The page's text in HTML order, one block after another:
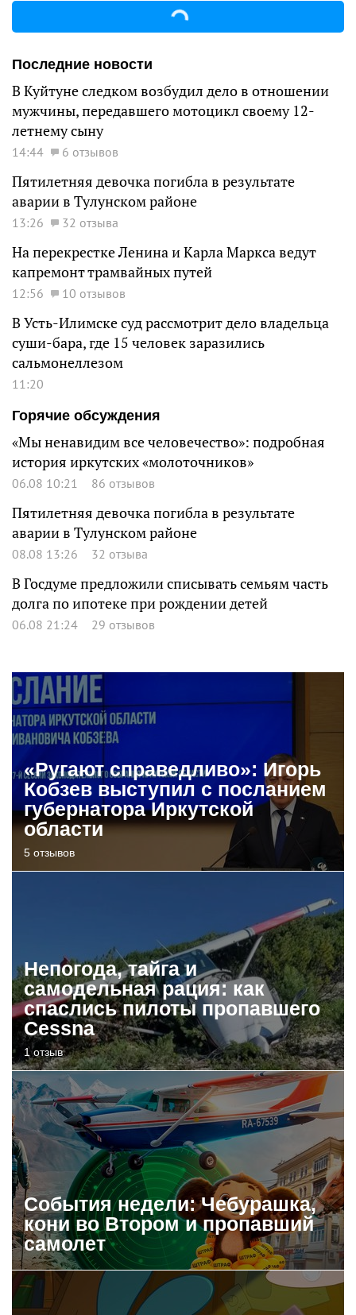
Последние новости
В Куйтуне следком возбудил дело в отношении
мужчины, передавшего мотоцикл своему 12-
летнему сыну
14:44 6 отзывов
Пятилетняя девочка погибла в результате
аварии в Тулунском районе
13:26 32 отзыва
На перекрестке Ленина и Карла Маркса ведут
капремонт трамвайных путей
12:56 10 отзывов
В Усть-Илимске суд рассмотрит дело владельца
суши-бара, где 15 человек заразились
сальмонеллезом
11:20
Горячие обсуждения
«Мы ненавидим все человечество»: подробная
история иркутских «молоточников»
06.08 10:21 86 отзывов
Пятилетняя девочка погибла в результате
аварии в Тулунском районе
08.08 13:26 32 отзыва
В Госдуме предложили списывать семьям часть
долга по ипотеке при рождении детей
06.08 21:24 29 отзывов
«Ругают справедливо»: Игорь
Кобзев выступил с посланием
губернатора Иркутской
области
5 отзывов
Непогода, тайга и
самодельная рация: как
спаслись пилоты пропавшего
Cessna
1 отзыв
События недели: Чебурашка,
кони во Втором и пропавший
самолет